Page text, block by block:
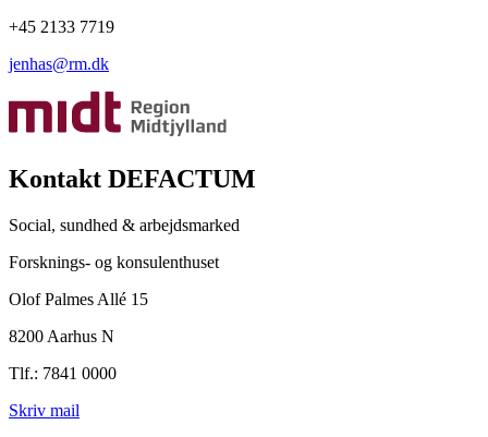
+45 2133 7719
jenhas@rm.dk
Kontakt DEFACTUM
Social, sundhed & arbejdsmarked
Forsknings- og konsulenthuset
Olof Palmes Allé 15
8200 Aarhus N
Tlf.: 7841 0000
Skriv mail